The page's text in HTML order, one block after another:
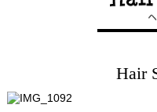
Hair